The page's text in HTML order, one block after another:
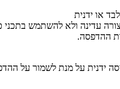
עדינה ולא להשתמש בתכני
ההדפסה.
ידנית על מנת לשמור על